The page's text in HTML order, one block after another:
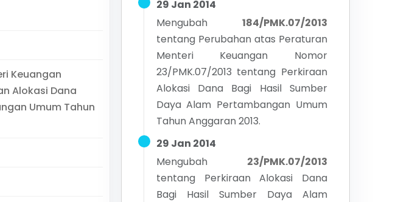
Keuangan
Alokasi Dana
Umum Tahun
29 Jan 2014
Mengubah
184/PMK.07/2013
tentang Perubahan atas Peraturan
Menteri Keuangan Nomor
23/PMK.07/2013 tentang Perkiraan
Alokasi Dana Bagi Hasil Sumber
Daya Alam Pertambangan Umum
Tahun Anggaran 2013.
29 Jan 2014
Mengubah
23/PMK.07/2013
tentang Perkiraan Alokasi Dana
Bagi Hasil Sumber Daya Alam